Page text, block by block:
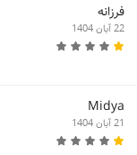
فرزانه
22 آبان 1404
Midya
21 آبان 1404